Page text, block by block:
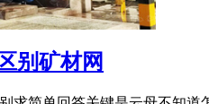
别矿材网